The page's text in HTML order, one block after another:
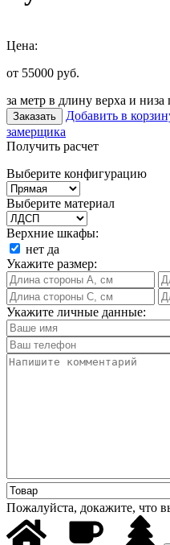
Цена:
от 55000 руб.
за метр в длину верха и низа
Заказать Добавить в
замерщика
Получить расчет
Выберите конфигурацию
Выберите материал
Верхние шкафы:
нет да
Укажите размер:
Укажите личные данные:
Пожалуйста, докажите, что